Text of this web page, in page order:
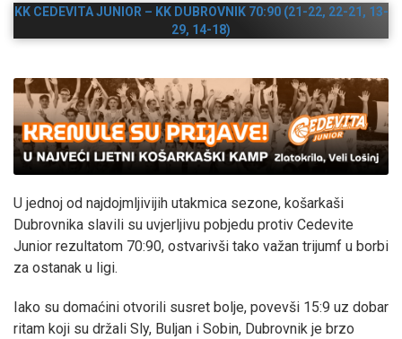
KK CEDEVITA JUNIOR – KK DUBROVNIK 70:90 (21-22, 22-21, 13-
29, 14-18)
U jednoj od najdojmljivijih utakmica sezone, košarkaši
Dubrovnika slavili su uvjerljivu pobjedu protiv Cedevite
Junior rezultatom 70:90, ostvarivši tako važan trijumf u borbi
za ostanak u ligi.
Iako su domaćini otvorili susret bolje, povevši 15:9 uz dobar
ritam koji su držali Sly, Buljan i Sobin, Dubrovnik je brzo